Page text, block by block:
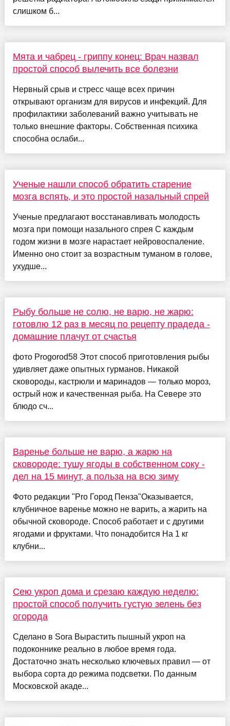
слишком б...
Мята и чабрец - гриппу конец: Врач назвал
простой способ вылечить все болезни
Нервный срыв и стресс чаще всех причин
открывают организм для вирусов и инфекций. Для
профилактики заболеваний важно учитывать не
только внешние факторы. Собственная психика
способна ослаби...
Ученые нашли способ обратить старение
мозга вспять, и это простой назальный спрей
Ученые предлагают восстанавливать молодость
мозга при помощи назального спрея С каждым
годом жизни в мозге нарастает нейровоспаление.
Именно оно стоит за возрастным туманом в голове,
ухудше...
Рыбу больше не солю, не варю, не жарю:
готовлю 12 раз в месяц по рецепту прадеда -
домашние плачут от счастья
фото Progorod58 Этот способ приготовления рыбы
удивляет даже опытных гурманов. Никакой
сковороды, кастрюли и маринадов — только мороз,
острый нож и качественная рыба. На Севере это
блюдо сч...
Варенье больше не варю, а жарю на
сковороде: тушу ягоды в собственном соку -
дел на 15 минут, а польза на всю зиму
Фото редакции "Pro Город Пенза"Оказывается,
клубничное варенье можно не варить, а жарить на
обычной сковороде. Способ работает и с другими
ягодами и фруктами. Что понадобится На 1 кг
клубни...
Сею укроп дома и срезаю каждую неделю:
простой способ получить густую зелень без
огорода
Сделано в Sora Вырастить пышный укроп на
подоконнике реально в любое время года.
Достаточно знать несколько ключевых правил — от
выбора сорта до режима подсветки. По данным
Московской акаде...